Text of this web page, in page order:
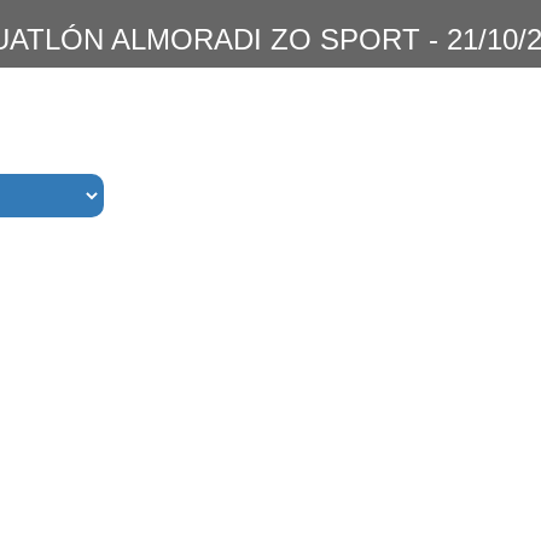
ALMORADI ZO SPORT - 21/10/